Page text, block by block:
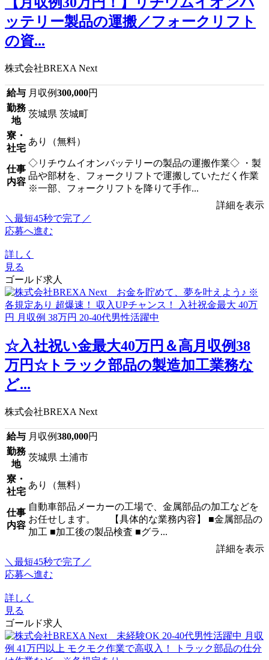
ッテリー製品の運搬／フォークリフト
の資...
株式会社BREXA Next
給与 月収例300,000円
勤務
地
茨城県 茨城町
寮・
社宅
あり（無料）
仕事
内容
◇リチウムイオンバッテリーの製品の運搬作業◇ ・製
品や部材を、フォークリフトで運搬していただく作業
※一部、フォークリフトを降りて手作...
詳細を表示
＼最短45秒で完了／
応募へ進む
詳しく
見る
ゴールド求人
☆入社祝い金最大40万円＆高月収例38
万円☆トラック部品の製造加工業務な
ど...
株式会社BREXA Next
給与 月収例380,000円
勤務
地
茨城県 土浦市
寮・
社宅
あり（無料）
仕事
内容
自動車部品メーカーの工場で、金属部品の加工などを
お任せします。 【具体的な業務内容】 ■金属部品の
加工 ■加工後の製品検査 ■グラ...
詳細を表示
＼最短45秒で完了／
応募へ進む
詳しく
見る
ゴールド求人